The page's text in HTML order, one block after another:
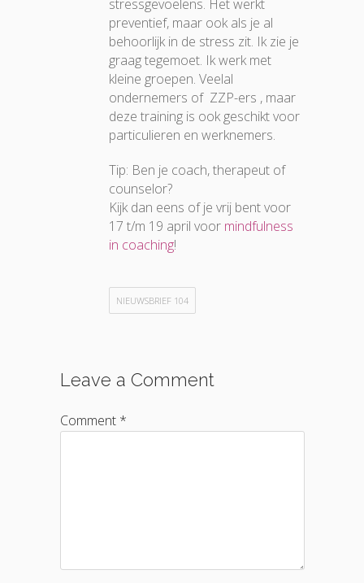
stressgevoelens. Het werkt
preventief, maar ook als je al
behoorlijk in de stress zit. Ik zie je
graag tegemoet. Ik werk met
kleine groepen. Veelal
ondernemers of ZZP-ers , maar
deze training is ook geschikt voor
particulieren en werknemers.
Tip: Ben je coach, therapeut of
counselor?
Kijk dan eens of je vrij bent voor
17 t/m 19 april voor mindfulness
in coaching!
NIEUWSBRIEF 104
Leave a Comment
Comment *